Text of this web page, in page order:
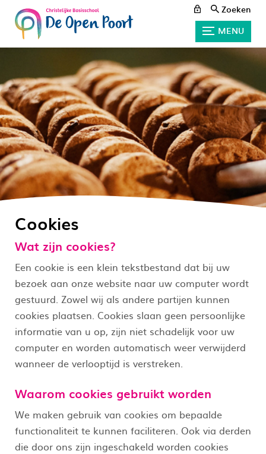
Zoeken
MENU
Cookies
Wat zijn cookies?
Een cookie is een klein tekstbestand dat bij uw
bezoek aan onze website naar uw computer wordt
gestuurd. Zowel wij als andere partijen kunnen
cookies plaatsen. Cookies slaan geen persoonlijke
informatie van u op, zijn niet schadelijk voor uw
computer en worden automatisch weer verwijderd
wanneer de verlooptijd is verstreken.
Waarom cookies gebruikt worden
We maken gebruik van cookies om bepaalde
functionaliteit te kunnen faciliteren. Ook via derden
die door ons zijn ingeschakeld worden cookies